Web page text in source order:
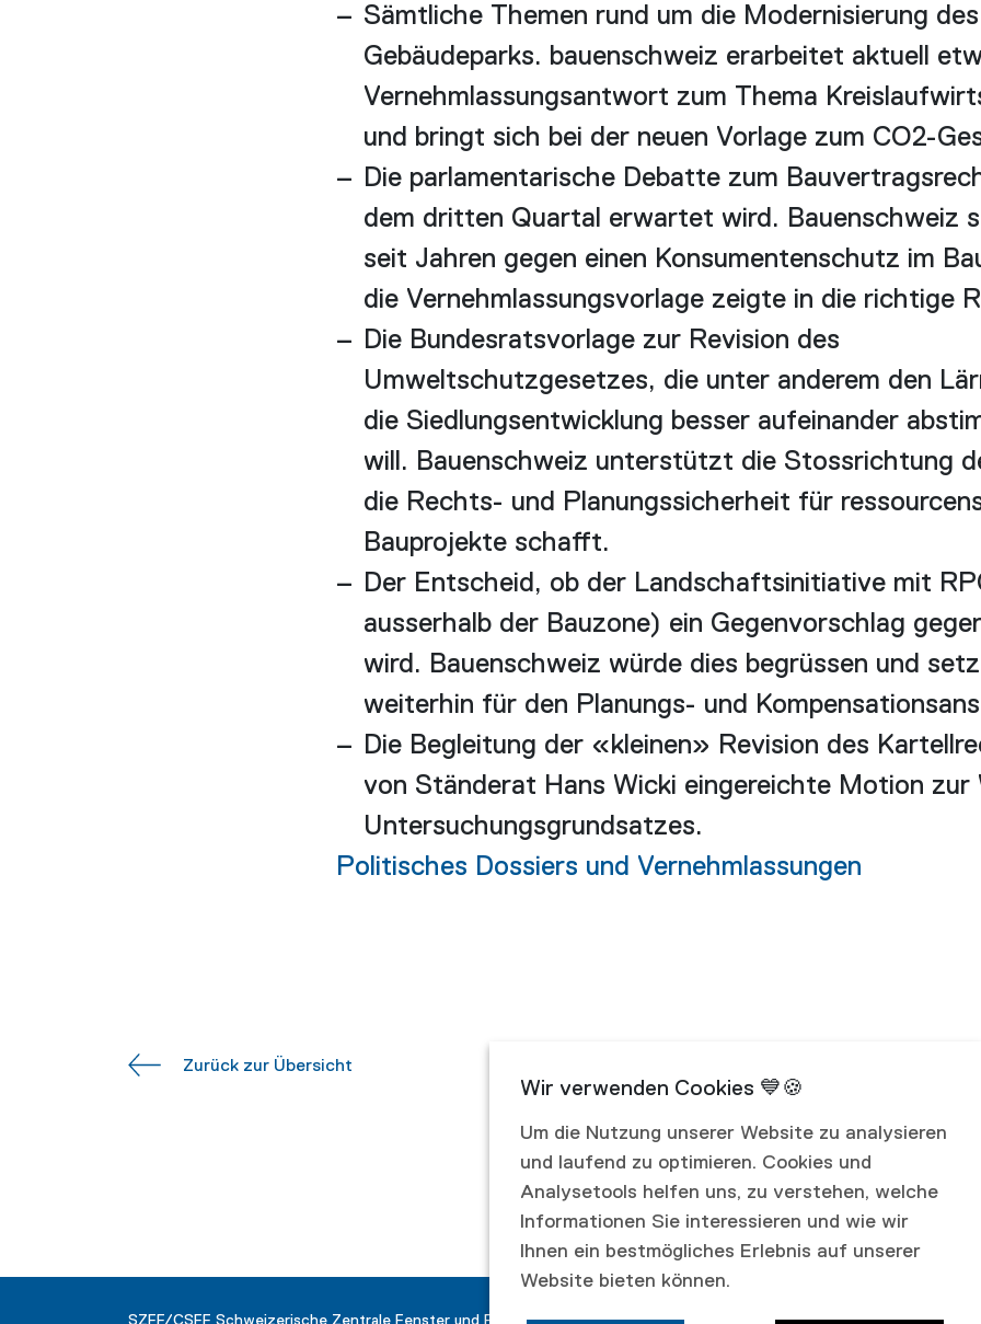
Sämtliche Themen rund um die Modernisierung des
Gebäudeparks. bauenschweiz erarbeitet aktuell
Vernehmlassungsantwort zum Thema
und bringt sich bei der neuen Vorlage zum CO2-
Die parlamentarische Debatte zum
dem dritten Quartal erwartet wird. Bauenschweiz
seit Jahren gegen einen Konsumentenschutz im
die Vernehmlassungsvorlage zeigte in die richtige
Die Bundesratsvorlage zur Revision des
Umweltschutzgesetzes, die unter anderem den
die Siedlungsentwicklung besser aufeinander
will. Bauenschweiz unterstützt die Stossrichtung
die Rechts- und Planungssicherheit für
Bauprojekte schafft.
Der Entscheid, ob der Landschaftsinitiative mit
ausserhalb der Bauzone) ein Gegenvorschlag
wird. Bauenschweiz würde dies begrüssen und
weiterhin für den Planungs- und
Die Begleitung der «kleinen» Revision des
von Ständerat Hans Wicki eingereichte Motion zur
Untersuchungsgrundsatzes.
Politisches Dossiers und Vernehmlassungen
Zurück zur Übersicht
SZFF/CSFF Schweizerische Zentrale Fenster und Fassaden
Um die Nutzung unserer Website zu analysieren
und laufend zu optimieren. Cookies und
Analysetools helfen uns, zu verstehen, welche
Informationen Sie interessieren und wie wir
Ihnen ein bestmögliches Erlebnis auf unserer
Website bieten können.